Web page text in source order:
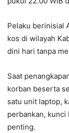
Pelaku berinisial
kos di wilayah
dini hari tanpa
Saat
korban beserta
satu unit laptop,
perbankan, kunci
penting.